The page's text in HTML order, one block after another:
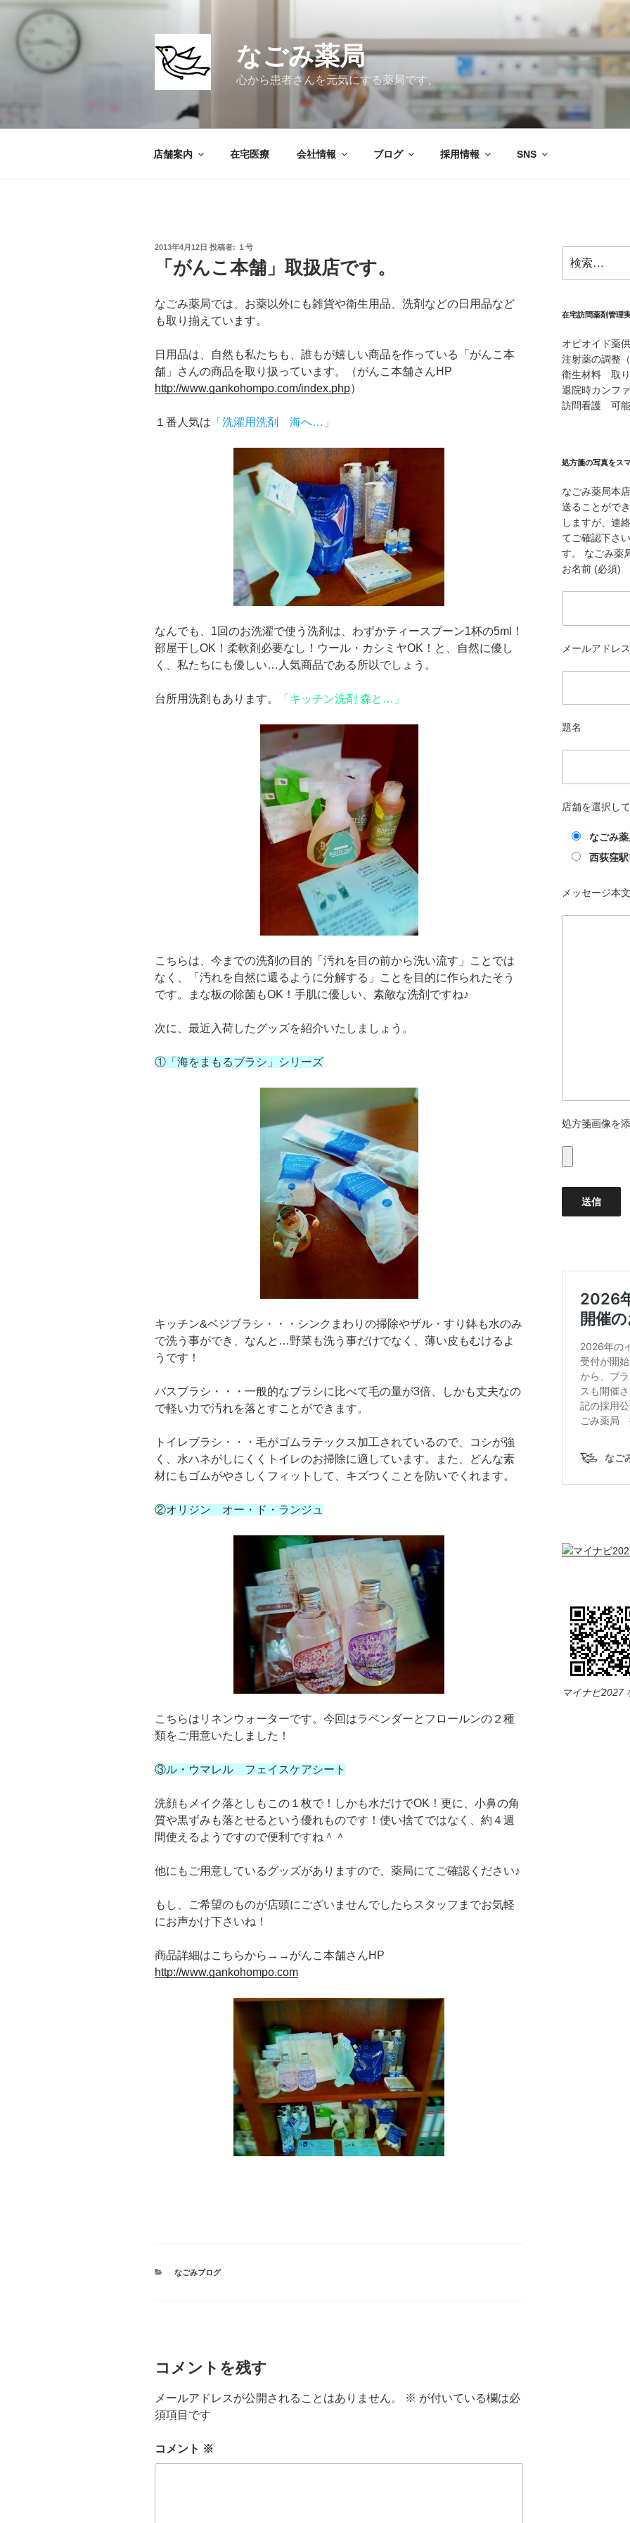
コ
キ
なごみ薬局
心から患者さんを元気にする薬局です。
店舗案内 在宅医療 会社情報 ブログ 採用情報 SNS
投
2013年4月12日 投稿者: １号
「がんこ本舗」取扱店です。
なごみ薬局では、お薬以外にも雑貨や衛生用品、洗剤などの日用品など
も取り揃えています。
日用品は、自然も私たちも、誰もが嬉しい商品を作っている「がんこ本
舗」さんの商品を取り扱っています。（がんこ本舗さんHP
http://www.gankohompo.com/index.php）
１番人気は 「洗濯用洗剤 海へ…」
なんでも、1回のお洗濯で使う洗剤は、わずかティースプーン1杯の5ml！
部屋干しOK！柔軟剤必要なし！ウール・カシミヤOK！と、自然に優し
く、私たちにも優しい…人気商品である所以でしょう。
台所用洗剤もあります。 「キッチン洗剤 森と…」
こちらは、今までの洗剤の目的「汚れを目の前から洗い流す」ことでは
なく、「汚れを自然に還るように分解する」ことを目的に作られたそう
です。まな板の除菌もOK！手肌に優しい、素敵な洗剤ですね♪
次に、最近入荷したグッズを紹介いたしましょう。
①「海をまもるブラシ」シリーズ
キッチン&ベジブラシ・・・シンクまわりの掃除やザル・すり鉢も水のみ
で洗う事ができ、なんと…野菜も洗う事だけでなく、薄い皮もむけるよ
うです！
バスブラシ・・・一般的なブラシに比べて毛の量が3倍、しかも丈夫なの
で軽い力で汚れを落とすことができます。
トイレブラシ・・・毛がゴムラテックス加工されているので、コシが強
く、水ハネがしにくくトイレのお掃除に適しています。また、どんな素
材にもゴムがやさしくフィットして、キズつくことを防いでくれます。
②オリジン オー・ド・ランジュ
こちらはリネンウォーターです。今回はラベンダーとフロールンの２種
類をご用意いたしました！
③ル・ウマレル フェイスケアシート
洗顔もメイク落としもこの１枚で！しかも水だけでOK！更に、小鼻の角
質や黒ずみも落とせるという優れものです！使い捨てではなく、約４週
間使えるようですので便利ですね＾＾
他にもご用意しているグッズがありますので、薬局にてご確認ください♪
もし、ご希望のものが店頭にございませんでしたらスタッフまでお気軽
にお声かけ下さいね！
商品詳細はこちらから→→がんこ本舗さんHP
http://www.gankohompo.com
カ
なごみブログ
コメントを残す
メールアドレスが公開されることはありません。 ※ が付いている欄は必
須項目です
コメント ※
索:
在宅訪問薬剤管理
オピオイド薬
注射薬の調整
衛生材料 取
退院時カンフ
訪問看護 可能
処方箋の写真をス
なごみ薬局本
送ることがで
しますが、連
てご確認下さ
す。 なごみ薬
お名前 (必須)
メールアドレ
題名
店舗を選択し
なごみ
西荻窪
メッセージ本文
処方箋画像を添
マイナビ2027